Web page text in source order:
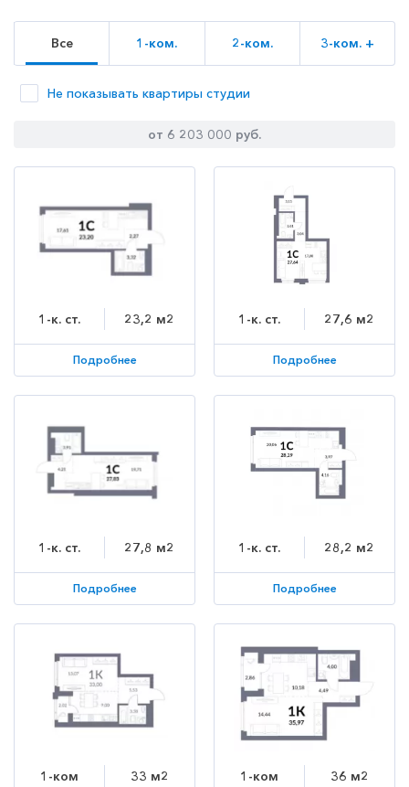
Все 1-ком. 2-ком. 3-ком. +
Не показывать квартиры студии
от 6 203 000 руб.
1-к. ст. 23,2 м2
Подробнее
1-к. ст. 27,6 м2
Подробнее
1-к. ст. 27,8 м2
Подробнее
1-к. ст. 28,2 м2
Подробнее
1-ком 33 м2 1-ком 36 м2